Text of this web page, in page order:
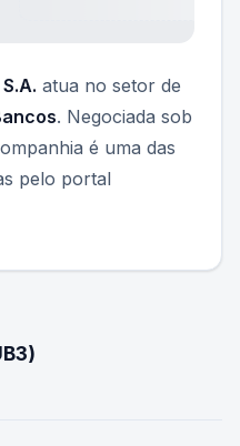
atua no setor de
. Negociada sob
é uma das
pelo portal
)